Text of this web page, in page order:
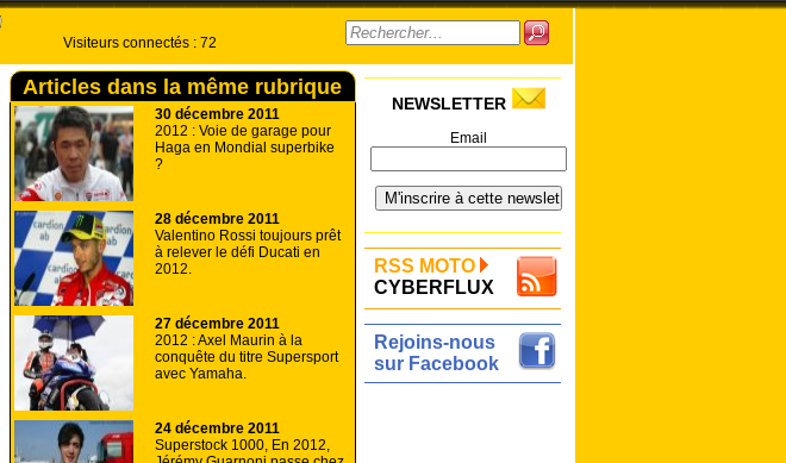
Visiteurs connectés : 72
Articles dans la même rubrique
30 décembre 2011
2012 : Voie de garage pour
Haga en Mondial superbike
?
28 décembre 2011
Valentino Rossi toujours prêt
à relever le défi Ducati en
2012.
27 décembre 2011
2012 : Axel Maurin à la
conquête du titre Supersport
avec Yamaha.
24 décembre 2011
Superstock 1000, En 2012,
NEWSLETTER
Email
RSS MOTO
CYBERFLUX
Rejoins-nous
sur Facebook